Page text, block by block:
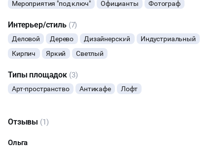
отдыхайте с комфортом.
Мероприятие в лофте под ключ с 30% скидкой!
Наши менеджеры подберут лофты подходящие под Ваши
требования, бюджет и расскажут о выгодных пакетных
Оставляйте заявку, и мы вам перезвоним!
Мероприятия "под ключ"
Официанты Фотограф
Интерьер/стиль (7)
Деловой Дерево Дизайнерский
Индустриальный
Кирпич
Яркий Светлый
Типы площадок (3)
Арт-пространство Антикафе Лофт
Отзывы (1)
Ольга
ТАНЦЫ
КАСТИНГИ